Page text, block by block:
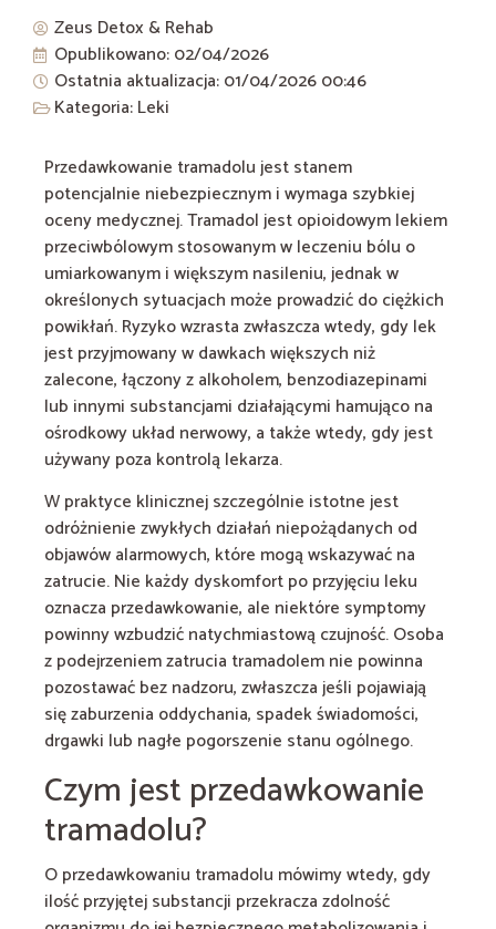
Zeus Detox & Rehab
Opublikowano:02/04/2026
Ostatnia aktualizacja: 01/04/202600:46
Kategoria:Leki
Przedawkowanie tramadolu jest stanem
potencjalnie niebezpiecznym i wymaga szybkiej
oceny medycznej. Tramadol jest opioidowym lekiem
przeciwbólowym stosowanym w leczeniu bólu o
umiarkowanym i większym nasileniu, jednak w
określonych sytuacjach może prowadzić do ciężkich
powikłań. Ryzyko wzrasta zwłaszcza wtedy, gdy lek
jest przyjmowany w dawkach większych niż
zalecone, łączony z alkoholem, benzodiazepinami
lub innymi substancjami działającymi hamująco na
ośrodkowy układ nerwowy, a także wtedy, gdy jest
używany poza kontrolą lekarza.
W praktyce klinicznej szczególnie istotne jest
odróżnienie zwykłych działań niepożądanych od
objawów alarmowych, które mogą wskazywać na
zatrucie. Nie każdy dyskomfort po przyjęciu leku
oznacza przedawkowanie, ale niektóre symptomy
powinny wzbudzić natychmiastową czujność. Osoba
z podejrzeniem zatrucia tramadolem nie powinna
pozostawać bez nadzoru, zwłaszcza jeśli pojawiają
się zaburzenia oddychania, spadek świadomości,
drgawki lub nagłe pogorszenie stanu ogólnego.
Czym jest przedawkowanie
tramadolu?
O przedawkowaniu tramadolu mówimy wtedy, gdy
ilość przyjętej substancji przekracza zdolność